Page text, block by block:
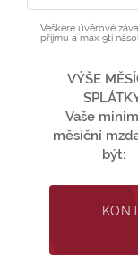
Veškeré úvěrové
příjmu a max 9ti
VÝŠE
Vaše
měsíční
být: